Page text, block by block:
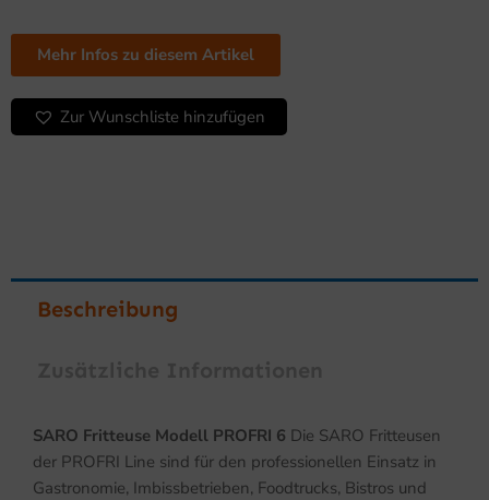
6
Menge
Mehr Infos zu diesem Artikel
Zur Wunschliste hinzufügen
Beschreibung
SARO Fritteuse Modell PROFRI 6 Die SARO Fritteusen
der PROFRI Line sind für den professionellen Einsatz in
Gastronomie, Imbissbetrieben, Foodtrucks, Bistros und